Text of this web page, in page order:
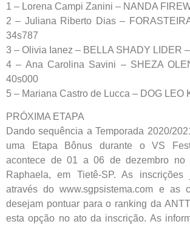
1 – Lorena Campi Zanini – NANDA
2 – Juliana Riberto Dias –
34s787
3 – Olivia Ianez – BELLA SHADY LIDER
4 – Ana Carolina Savini – SHEZA
40s000
5 – Mariana Castro de Lucca – DOG LEO
PRÓXIMA ETAPA
Dando sequência a Temporada 2020/
uma Etapa Bônus durante o VS
acontece de 01 a 06 de dezembro no
Raphaela, em Tietê-SP. As
através do www.sgpsistema.com e as
desejam pontuar para o ranking da
esta opção no ato da inscrição. As